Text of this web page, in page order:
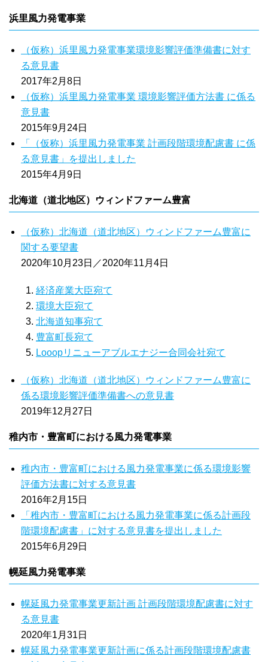
浜里風力発電事業
（仮称）浜里風力発電事業環境影響評価準備書に対す
る意見書
2017年2月8日
（仮称）浜里風力発電事業 環境影響評価方法書 に係る
意見書
2015年9月24日
「（仮称）浜里風力発電事業 計画段階環境配慮書 に係
る意見書」を提出しました
2015年4月9日
北海道（道北地区）ウィンドファーム豊富
（仮称）北海道（道北地区）ウィンドファーム豊富に
関する要望書
2020年10月23日／2020年11月4日
経済産業大臣宛て
環境大臣宛て
北海道知事宛て
豊富町長宛て
Looopリニューアブルエナジー合同会社宛て
（仮称）北海道（道北地区）ウィンドファーム豊富に
係る環境影響評価準備書への意見書
2019年12月27日
稚内市・豊富町における風力発電事業
稚内市・豊富町における風力発電事業に係る環境影響
評価方法書に対する意見書
2016年2月15日
「稚内市・豊富町における風力発電事業に係る計画段
階環境配慮書」に対する意見書を提出しました
2015年6月29日
幌延風力発電事業
幌延風力発電事業更新計画 計画段階環境配慮書に対す
る意見書
2020年1月31日
幌延風力発電事業更新計画に係る計画段階環境配慮書